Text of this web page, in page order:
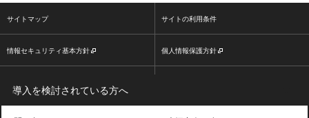
導入を検討されている方へ
サイトマップ サイトの利用条件
情報セキュリティ基本方針 個人情報保護方針